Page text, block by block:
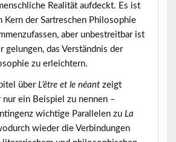
Realität aufdeckt. Es ist
Kern der Sartreschen Philosophie
aber unbestreitbar ist
gelungen, das Verständnis der
zu erleichtern.
über L’être et le néant zeigt
ein Beispiel zu nennen –
wichtige Parallelen zu La
wieder die Verbindungen